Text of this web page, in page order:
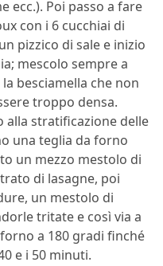
ecc.). Poi passo a fare
con i 6 cucchiai di
pizzico di sale e inizio
mescolo sempre a
besciamella che non
troppo densa.
alla stratificazione delle
una teglia da forno
un mezzo mestolo di
di lasagne, poi
un mestolo di
tritate e così via a
a 180 gradi finché
e i 50 minuti.